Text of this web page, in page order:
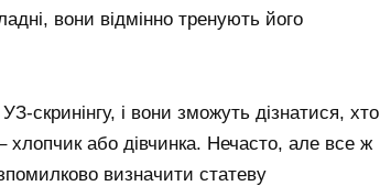
вони відмінно тренують його
скринінгу, і вони зможуть дізнатися, хто
або дівчинка. Нечасто, але все ж
визначити статеву